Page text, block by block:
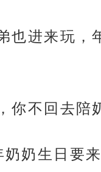
也进来玩，
你不回去陪
奶生日要来